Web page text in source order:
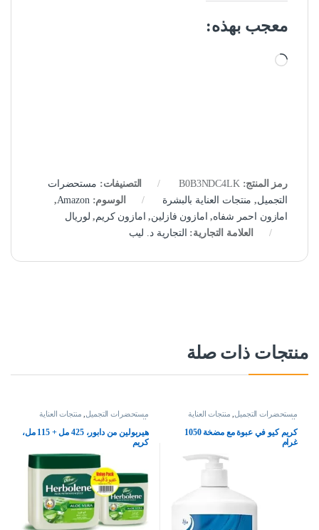
معجب بهذه:
جاري التحميل…
رمز المنتج:B0B3NDC4LK التصنيفات: مستحضرات
التجميل, منتجات العناية بالبشرة الوسوم:Amazon
,
امازون احمر شفاه, امازون فازلين, امازون كريم, لوريال
العلامة التجارية: التجارية د. ليب
منتجات ذات صلة
مستحضرات التجميل منتجات العناية
بالبشرة
كريم كيو في عبوة مع مضخة 1050
غرام
مستحضرات التجميل منتجات العناية
بالبشرة
هيربولين من دابور، 425 مل + 115 مل،
كريم